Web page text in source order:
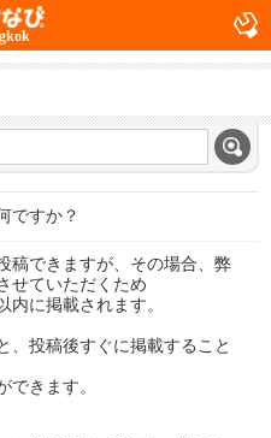
ですか？
稿できますが、その場合、弊
せていただくため
内に掲載されます。
、投稿後すぐに掲載すること
できます。